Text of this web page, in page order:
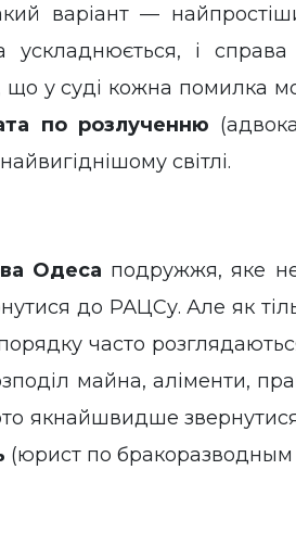
варіант —
ускладнюється, і
що у суді кожна помилка
по розлученню
світлі.
Одеса подружжя, яке не
до РАЦСу. Але як
часто
майна, аліменти,
якнайшвидше
(юрист по бракоразводным